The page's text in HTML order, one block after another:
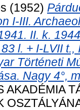
(1952)
I-III.
II. k.
l. + I-LVII
Történeti
Nagy 4°,
AKADÉMIA